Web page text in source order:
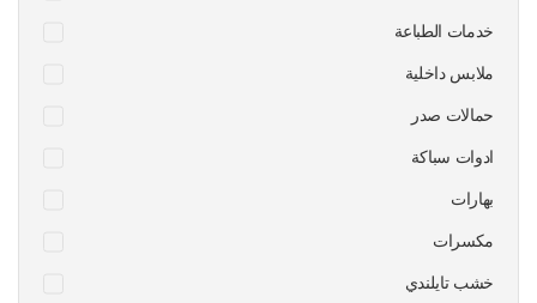
خدمات الطباعة
ملابس داخلية
حمالات صدر
ادوات سباكة
بهارات
مكسرات
خشب تايلندي